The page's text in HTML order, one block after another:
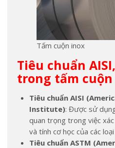
Tấm cuộn inox
Tiêu chuẩn AISI,
trong tấm
Tiêu chuẩn AISI
Institute): Được sử
quan trọng trong việc
và tính cơ học của các
Tiêu chuẩn ASTM